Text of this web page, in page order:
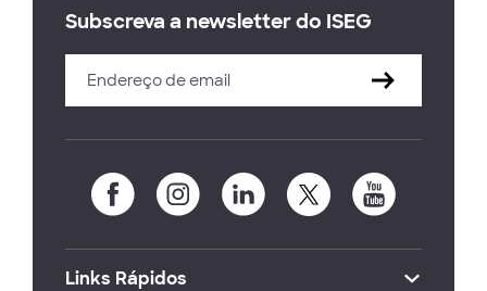
Subscreva a newsletter do ISEG
Links Rápidos